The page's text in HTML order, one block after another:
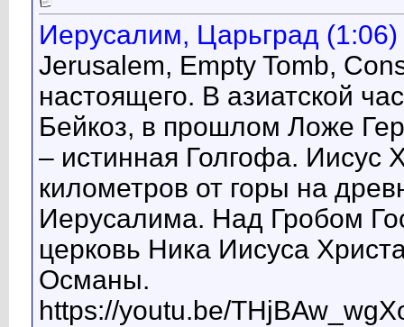
Иерусалим, Царьград (1:06)
Jerusalem, Empty Tomb,
настоящего. В азиатской
Бейкоз, в прошлом Ложе
– истинная Голгофа. Иисус
километров от горы на
Иерусалима. Над Гробом
церковь Ника Иисуса
Османы.
https://youtu.be/